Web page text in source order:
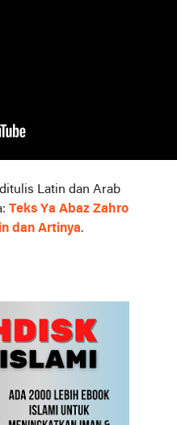
Latin dan Arab
Teks Ya Abaz Zahro
dan Artinya.